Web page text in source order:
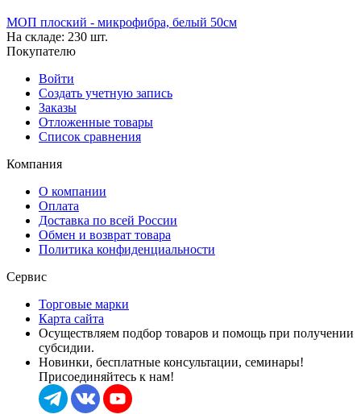
МОП плоский - микрофибра, белый 50см
На складе: 230 шт.
Покупателю
Войти
Создать учетную запись
Заказы
Отложенные товары
Список сравнения
Компания
О компании
Оплата
Доставка по всей России
Обмен и возврат товара
Политика конфиденциальности
Сервис
Торговые марки
Карта сайта
Осуществляем подбор товаров и помощь при получении
субсидии.
Новинки, бесплатные консультации, семинары!
Присоединяйтесь к нам!